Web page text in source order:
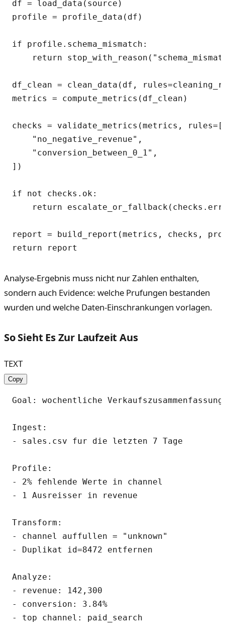
df = load_data(source)
profile = profile_data(df)
if profile.schema_mismatch:
return
df_clean = clean_data(df,
metrics = compute_metrics(df_clean)
checks = validate_metrics(metrics, rules=[
    "no_negative_revenue",
    "conversion_between_0_1",
])
if not checks.ok:
return
report = build_report(metrics, checks,
Analyse-Ergebnis muss nicht nur Zahlen enthalten,
sondern auch Evidence: welche Prufungen bestanden
wurden und welche Daten-Einschrankungen vorlagen.
So Sieht Es Zur Laufzeit Aus
TEXT
Copy
Goal: wochentliche
Ingest:
- sales.csv fur die letzten 7 Tage
Profile:
- 2% fehlende Werte in channel
- 1 Ausreisser in revenue
Transform:
- channel auffullen = "unknown"
- Duplikat id=8472 entfernen
Analyze:
- revenue: 142,300
- conversion: 3.84%
- top channel: paid_search